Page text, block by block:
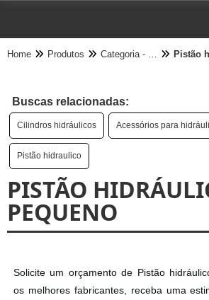
Home Produtos Categoria - Hidráulica
Buscas relacionadas:
Cilindros hidráulicos Acessórios para
Pistão hidraulico
PISTÃO
PEQUENO
Solicite um orçamento de Pistão
os melhores fabricantes, receba uma